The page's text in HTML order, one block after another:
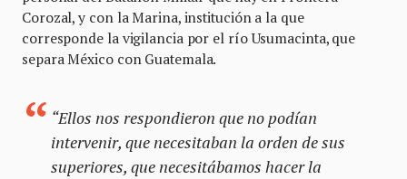
Corozal, y con la Marina, institución a la que
corresponde la vigilancia por el río Usumacinta, que
separa México con Guatemala.
“Ellos nos respondieron que no podían
intervenir, que necesitaban la orden de sus
superiores, que necesitábamos hacer la